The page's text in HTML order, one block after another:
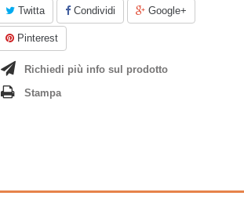
Twitta Condividi Google+
Pinterest
Richiedi più info sul prodotto
Stampa